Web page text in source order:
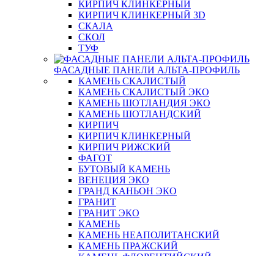
КИРПИЧ КЛИНКЕРНЫЙ
КИРПИЧ КЛИНКЕРНЫЙ 3D
СКАЛА
СКОЛ
ТУФ
ФАСАДНЫЕ ПАНЕЛИ АЛЬТА-ПРОФИЛЬ
КАМЕНЬ СКАЛИСТЫЙ
КАМЕНЬ СКАЛИСТЫЙ ЭКО
КАМЕНЬ ШОТЛАНДИЯ ЭКО
КАМЕНЬ ШОТЛАНДСКИЙ
КИРПИЧ
КИРПИЧ КЛИНКЕРНЫЙ
КИРПИЧ РИЖСКИЙ
ФАГОТ
БУТОВЫЙ КАМЕНЬ
ВЕНЕЦИЯ ЭКО
ГРАНД КАНЬОН ЭКО
ГРАНИТ
ГРАНИТ ЭКО
КАМЕНЬ
КАМЕНЬ НЕАПОЛИТАНСКИЙ
КАМЕНЬ ПРАЖСКИЙ